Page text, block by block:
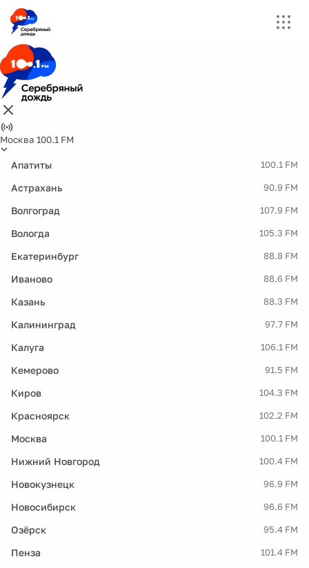
Москва 100.1 FM
Апатиты 100.1 FM
Астрахань 90.9 FM
Волгоград 107.9 FM
Вологда 105.3 FM
Екатеринбург 88.8 FM
Иваново 88.6 FM
Казань 88.3 FM
Калининград 97.7 FM
Калуга 106.1 FM
Кемерово 91.5 FM
Киров 104.3 FM
Красноярск 102.2 FM
Москва 100.1 FM
Нижний Новгород 100.4 FM
Новокузнецк 96.9 FM
Новосибирск 96.6 FM
Озёрск 95.4 FM
Пенза 101.4 FM